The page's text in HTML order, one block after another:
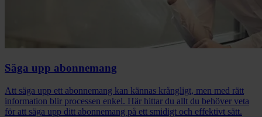
Säga upp abonnemang
Att säga upp ett abonnemang kan kännas krångligt, men med rätt
information blir processen enkel. Här hittar du allt du behöver veta
för att säga upp ditt abonnemang på ett smidigt och effektivt sätt.